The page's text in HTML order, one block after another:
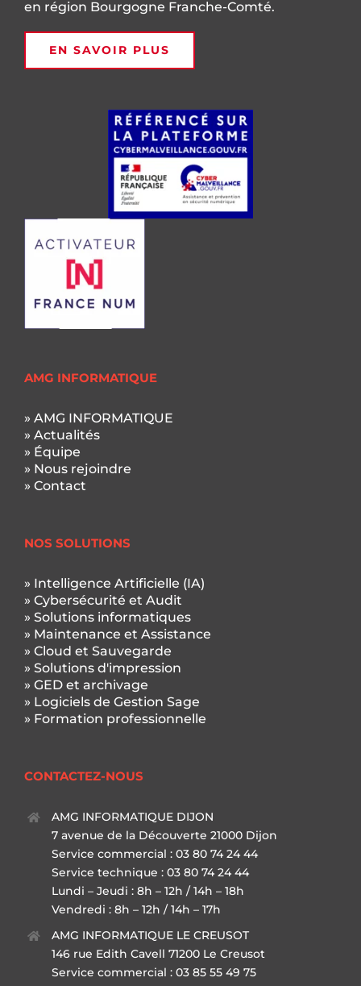
en région Bourgogne Franche-Comté.
EN SAVOIR PLUS
AMG INFORMATIQUE
» AMG INFORMATIQUE
» Actualités
» Équipe
» Nous rejoindre
» Contact
NOS SOLUTIONS
» Intelligence Artificielle (IA)
» Cybersécurité et Audit
» Solutions informatiques
» Maintenance et Assistance
» Cloud et Sauvegarde
» Solutions d'impression
» GED et archivage
» Logiciels de Gestion Sage
» Formation professionnelle
CONTACTEZ-NOUS
AMG INFORMATIQUE DIJON
7 avenue de la Découverte 21000 Dijon
Service commercial : 03 80 74 24 44
Service technique : 03 80 74 24 44
Lundi – Jeudi : 8h – 12h / 14h – 18h
Vendredi : 8h – 12h / 14h – 17h
AMG INFORMATIQUE LE CREUSOT
146 rue Edith Cavell 71200 Le Creusot
Service commercial : 03 85 55 49 75